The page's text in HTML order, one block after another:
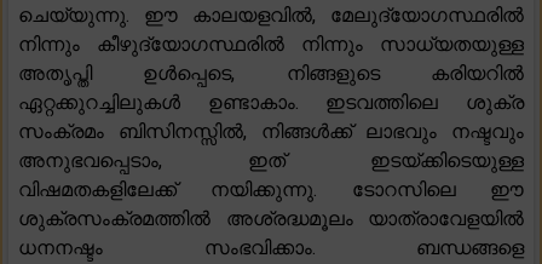
ചെയ്യുന്നു. ഈ കാലയളവിൽ, മേലുദ്യോഗസ്ഥരിൽ
നിന്നും കീഴുദ്യോഗസ്ഥരിൽ നിന്നും സാധ്യതയുള്ള
അതൃപ്തി ഉൾപ്പെടെ, നിങ്ങളുടെ കരിയറിൽ
ഏറ്റക്കുറച്ചിലുകൾ ഉണ്ടാകാം. ഇടവത്തിലെ ശുക്ര
സംക്രമം ബിസിനസ്സിൽ, നിങ്ങൾക്ക് ലാഭവും നഷ്ടവും
അനുഭവപ്പെടാം, ഇത് ഇടയ്ക്കിടെയുള്ള
വിഷമതകളിലേക്ക് നയിക്കുന്നു. ടോറസിലെ ഈ
ശുക്രസംക്രമത്തിൽ അശ്രദ്ധമൂലം യാത്രാവേളയിൽ
ധനനഷ്ടം സംഭവിക്കാം. ബന്ധങ്ങളെ